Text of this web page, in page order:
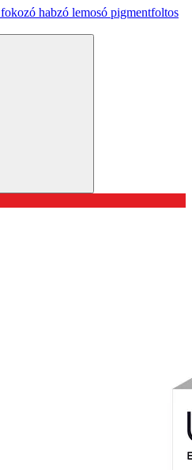
habzó lemosó pigmentfoltos